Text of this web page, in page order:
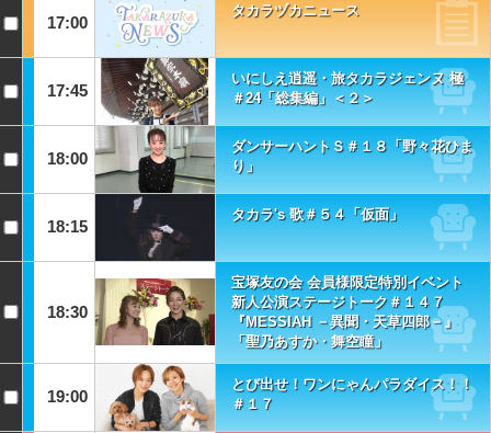
17:00
タカラヅカニュース
17:45
いにしえ逍遥・旅タカラジェンヌ 極
＃24「総集編」＜２＞
18:00
ダンサーハントＳ＃１８「野々花ひま
り」
18:15
タカラ's 歌＃５４「仮面」
18:30
宝塚友の会 会員様限定特別イベント
新人公演ステージトーク＃１４７
『MESSIAH －異聞・天草四郎－』
「聖乃あすか・舞空瞳」
19:00
とび出せ！ワンにゃんパラダイス！！
＃１７